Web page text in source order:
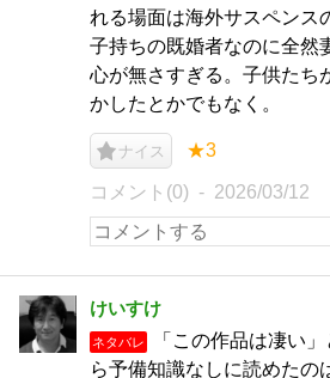
れる場面は海外サスペンス
子持ちの既婚者なのに全然
心が無さすぎる。子供たち
かしたとかでもなく。
ナイス ★3
コメント(0) 2026/03/12
けいすけ
ネタバレ
「この作品は凄い
ら予備知識なしに読めたの